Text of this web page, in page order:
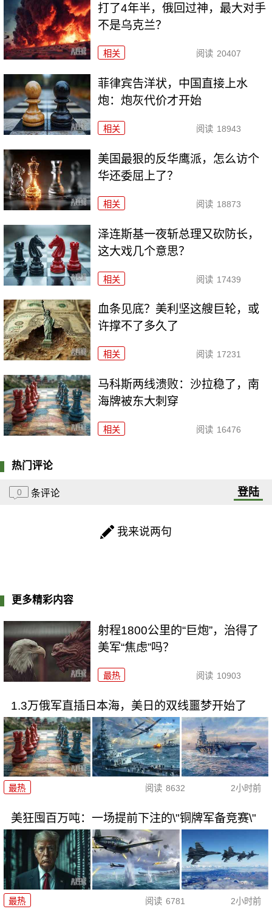
打了4年半，俄回过神，最大对手
不是乌克兰？
相关 阅读 20407
菲律宾告洋状，中国直接上水
炮：炮灰代价才开始
相关 阅读 18943
美国最狠的反华鹰派，怎么访个
华还委屈上了？
相关 阅读 18873
泽连斯基一夜斩总理又砍防长，
这大戏几个意思？
相关 阅读 17439
血条见底？美利坚这艘巨轮，或
许撑不了多久了
相关 阅读 17231
马科斯两线溃败：沙拉稳了，南
海牌被东大刺穿
相关 阅读 16476
热门评论
0 条评论 登陆
我来说两句
更多精彩内容
射程1800公里的“巨炮”，治得了
美军“焦虑”吗？
最热 阅读 10903
1.3万俄军直插日本海，美日的双线噩梦开始了
最热 阅读 8632 2小时前
美狂囤百万吨：一场提前下注的\"铜牌军备竞赛\"
最热 阅读 6781 2小时前